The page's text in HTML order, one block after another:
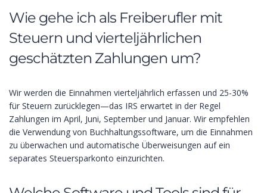
Wie gehe ich als Freiberufler mit
Steuern und vierteljährlichen
geschätzten Zahlungen um?
Wir werden die Einnahmen vierteljährlich erfassen und 25-30%
für Steuern zurücklegen—das IRS erwartet in der Regel
Zahlungen im April, Juni, September und Januar. Wir empfehlen
die Verwendung von Buchhaltungssoftware, um die Einnahmen
zu überwachen und automatische Überweisungen auf ein
separates Steuersparkonto einzurichten.